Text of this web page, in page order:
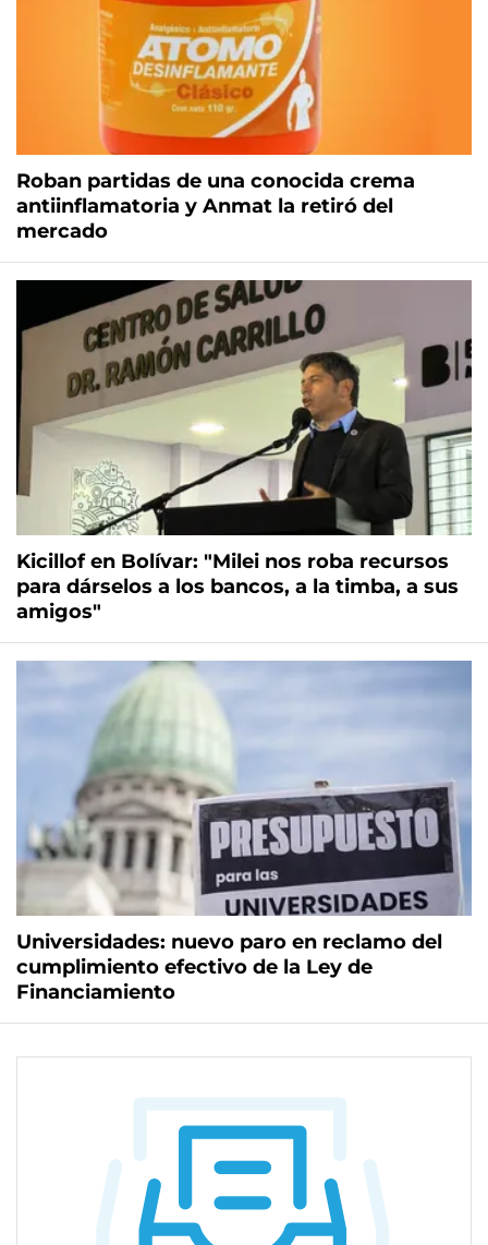
Roban partidas de una conocida crema
antiinflamatoria y Anmat la retiró del
mercado
Kicillof en Bolívar: "Milei nos roba recursos
para dárselos a los bancos, a la timba, a sus
amigos"
Universidades: nuevo paro en reclamo del
cumplimiento efectivo de la Ley de
Financiamiento